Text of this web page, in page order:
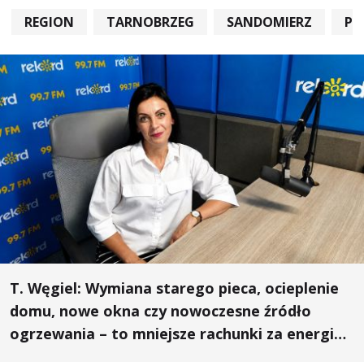
REGION TARNOBRZEG SANDOMIERZ
T. Węgiel: Wymiana starego pieca, ocieplenie
domu, nowe okna czy nowoczesne źródło
ogrzewania – to mniejsze rachunki za energię,